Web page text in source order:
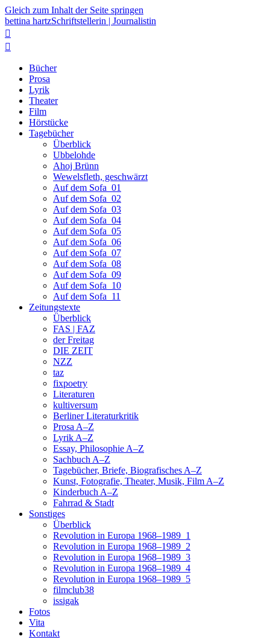
Gleich zum Inhalt der Seite springen
bettina hartzSchriftstellerin | Journalistin


Bücher
Prosa
Lyrik
Theater
Film
Hörstücke
Tagebücher
Überblick
Ubbelohde
Ahoj Brünn
Wewelsfleth, geschwärzt
Auf dem Sofa_01
Auf dem Sofa_02
Auf dem Sofa_03
Auf dem Sofa_04
Auf dem Sofa_05
Auf dem Sofa_06
Auf dem Sofa_07
Auf dem Sofa_08
Auf dem Sofa_09
Auf dem Sofa_10
Auf dem Sofa_11
Zeitungstexte
Überblick
FAS | FAZ
der Freitag
DIE ZEIT
NZZ
taz
fixpoetry
Literaturen
kultiversum
Berliner Literaturkritik
Prosa A–Z
Lyrik A–Z
Essay, Philosophie A–Z
Sachbuch A–Z
Tagebücher, Briefe, Biografisches A–Z
Kunst, Fotografie, Theater, Musik, Film A–Z
Kinderbuch A–Z
Fahrrad & Stadt
Sonstiges
Überblick
Revolution in Europa 1968–1989_1
Revolution in Europa 1968–1989_2
Revolution in Europa 1968–1989_3
Revolution in Europa 1968–1989_4
Revolution in Europa 1968–1989_5
filmclub38
issigak
Fotos
Vita
Kontakt